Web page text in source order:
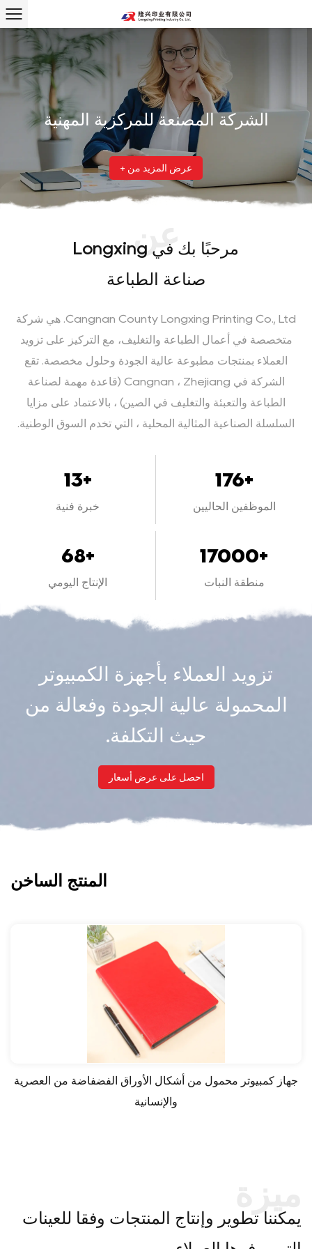
الشركة المصنعة للمركزية المهنية
عرض المزيد من +
عن
مرحبًا بك في Longxing
صناعة الطباعة
Cangnan County Longxing Printing Co., Ltd. هي شركة
متخصصة في أعمال الطباعة والتغليف، مع التركيز علىتزويد
العملاء بمنتجات مطبوعة عالية الجودة وحلول مخصصة. تقع
الشركة في Cangnan ، Zhejiang (قاعدة مهمة لصناعة
الطباعة والتعبئة والتغليف في الصين) ، بالاعتماد على مزايا
السلسلة الصناعية المثالية المحلية ، التي تخدم السوق الوطنية.
16+
خبرة فنية
213+
الموظفين الحاليين
82+
الإنتاج اليومي
20500+
منطقة النبات
تزويد العملاء بأجهزة الكمبيوتر
المحمولة عالية الجودة وفعالة من
حيث التكلفة.
احصل على عرض أسعار
المنتج الساخن
جهاز كمبيوتر محمول من أشكال الأوراق الفضفاضة من
يمكننا تطوير وإنتاج المنتجات وفقا للعينات